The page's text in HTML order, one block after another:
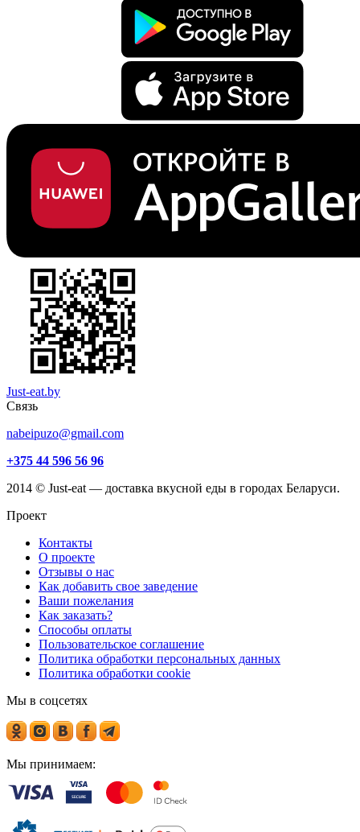
Just-eat.by
Связь
nabeipuzo@gmail.com
+375 44 596 56 96
2014 © Just-eat — доставка вкусной еды в городах Беларуси.
Проект
Контакты
О проекте
Отзывы о нас
Как добавить свое заведение
Ваши пожелания
Как заказать?
Способы оплаты
Пользовательское соглашение
Политика обработки персональных данных
Политика обработки cookie
Мы в соцсетях
Мы принимаем: